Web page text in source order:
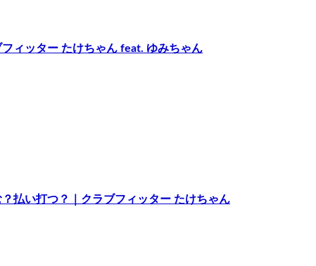
ィッター たけちゃん feat. ゆみちゃん
払い打つ？｜クラブフィッター たけちゃん